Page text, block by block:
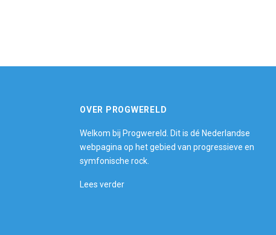
OVER PROGWERELD
Welkom bij Progwereld. Dit is dé Nederlandse
webpagina op het gebied van progressieve en
symfonische rock.
Lees verder